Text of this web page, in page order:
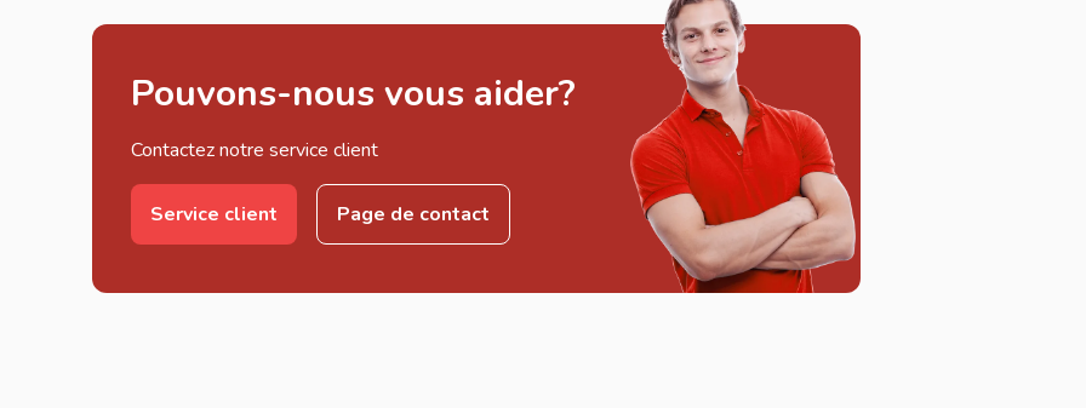
Pouvons-nous vous aider?
Contactez notre service client
Service client Page de contact